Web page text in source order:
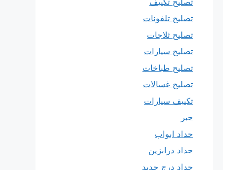
تصليح تلفونات
تصليح ثلاجات
تصليح سيارات
تصليح طباخات
تصليح غسالات
تكييف سيارات
حبر
حداد ابواب
حداد درابزين
حداد درج حديد